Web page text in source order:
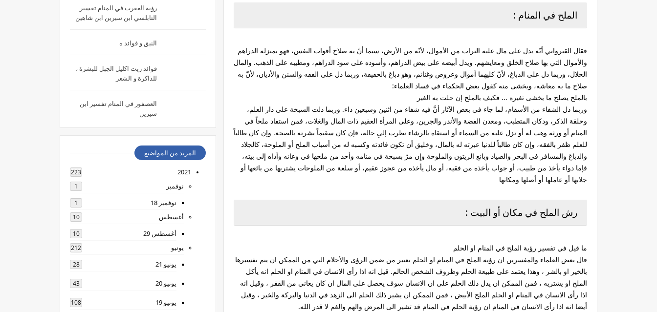
الملح في المنام :
فقال القيرواني أنّه يدل على مال عليه التراب من الأموال، لأنّه من الأرض، سيما أنّ به صلاح أقوات النفس، فهو بمنزلة الدراهم
والأموال التي بها صلاح الخلق ومعايشهم. ويدل أبيضه على بيض الدراهم، وأسوده على سود الدراهم، ومطيبه على الذهب. والمال
الحلال، وربما دل على الدباغ، لأنّ كليهما أموال وعروض وغنائم، وهو دباغ بالحقيقة، وربما دل على الفقه والسنن والأديان، لأنّ به
صلاح ما به معاشه، ويخشى منه كقول بعض الحكماء في فساد العلماء:
بالملح يصلح ما يخشى تغيره ... فكيف بالملح إن حلت به الغير
وربما دل الشفاء من الأسقام، لما جاء في بعض الآثار أنَّ فيه شفاء من اثنين وسبعين داء. وربما دلت السبخة على دار العلم،
وحلقة الذكر، ودكان المتطبب، ومعدن الفضة والأندر والجرين، وعلى المرأة العقيم ذات المال والغلات، فمن استفاد ملحاً في
المنام أو ورثه وهب له أو نزل عليه من السماء أو استقاه بالرشاء نظرت إلىِ حاله، فإن كان سقيماً بشرته بالصحة. وإن كان طالباً
للعلم ظفر بالفقه، وإن كان طالباً للدنيا عبرته له بالمال، وخليق أن تكون فائدته وكسبه له من أسباب الملح أو الملوحة، كالجلاد
والدباغ والمسافر في البحر والصياد وبائع الزيتون والملوحة وإن مرّ بسبخة في منامه وأخذ من ملحها في وعائه وأداه إلى بيته،
فإما دواء يأخذ من طبيب، أو جواب يأخذه من فقيه، أو مال يأخذه من عجوز عقيم، أو سلعة من الملوحات يشتريها من بائعها أو
جلابها أو عاملها أو أصلها ومكانها
رش الملح في مكان أو البيت :
ما قيل في تفسير رؤية الملح في المنام او الحلم
قال بعض العلماء والمفسرين ان رؤية الملح في المنام او الحلم تعتبر من ضمن الرؤى والأحلام التي من الممكن ان يتم تفسيرها
بالخير او بالشر ، وهذا يعتمد على طبيعة الحلم وظروف الشخص الحالم. قيل انه اذا رأى الانسان في المنام او الحلم انه يأكل
الملح او يشتريه ، فمن الممكن ان يدل ذلك الحلم على ان الانسان سوف يحصل على المال ان كان يعاني من الفقر ، وقيل انه
اذا رأى الانسان في المنام او الحلم الملح الأبيض ، فمن الممكن ان يشير ذلك الحلم الى الزهد في الدنيا والبركة والخير ، وقيل
أيضا انه اذا رأى الانسان في المنام ان رؤية الحلم في المنام قد تشير الى المرض والهم والغم لا قدر الله.
رؤية العقرب في المنام تفسير
النابلسي ابن سيرين ابن شاهين
النبق و فوائد ه
فوائد زيت اكليل الجبل للبشرة ،
للذاكرة و الشعر
العصفور في المنام تفسير ابن
سيرين
المزيد من المواضيع
2021
223
نوفمبر 1
نوفمبر 18 1
أغسطس 10
أغسطس 29 10
يونيو 212
يونيو 21 28
يونيو 20 43
يونيو 19 108